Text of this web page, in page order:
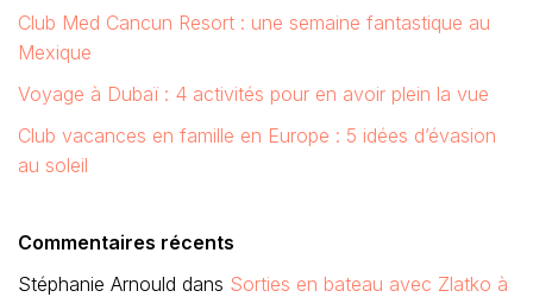
Club Med Cancun Resort : une semaine fantastique au
Mexique
Voyage à Dubaï : 4 activités pour en avoir plein la vue
Club vacances en famille en Europe : 5 idées d’évasion
au soleil
Commentaires récents
Stéphanie Arnould dans Sorties en bateau avec Zlatko à